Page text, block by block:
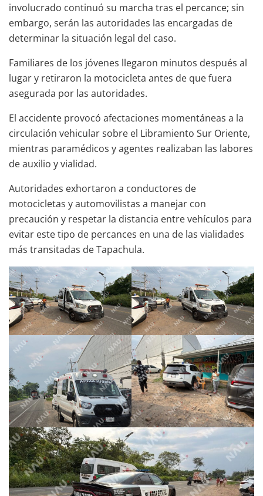
involucrado continuó su marcha tras el percance; sin
embargo, serán las autoridades las encargadas de
determinar la situación legal del caso.
Familiares de los jóvenes llegaron minutos después al
lugar y retiraron la motocicleta antes de que fuera
asegurada por las autoridades.
El accidente provocó afectaciones momentáneas a la
circulación vehicular sobre el Libramiento Sur Oriente,
mientras paramédicos y agentes realizaban las labores
de auxilio y vialidad.
Autoridades exhortaron a conductores de
motocicletas y automovilistas a manejar con
precaución y respetar la distancia entre vehículos para
evitar este tipo de percances en una de las vialidades
más transitadas de Tapachula.